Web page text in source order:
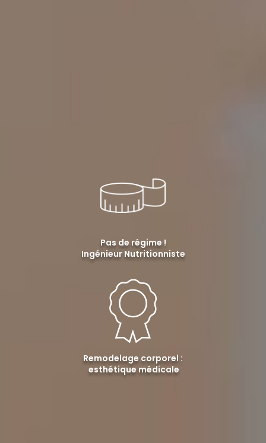
Pas de régime !
Ingénieur Nutritionniste
Remodelage corporel :
esthétique médicale